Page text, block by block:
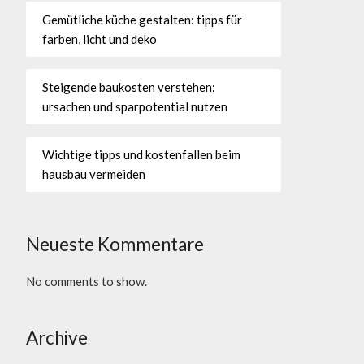
Gemütliche küche gestalten: tipps für
farben, licht und deko
Steigende baukosten verstehen:
ursachen und sparpotential nutzen
Wichtige tipps und kostenfallen beim
hausbau vermeiden
Neueste Kommentare
No comments to show.
Archive